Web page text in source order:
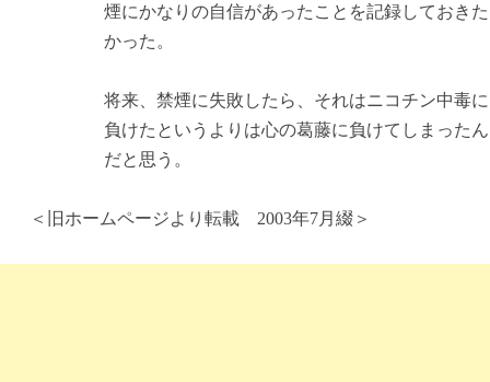
煙にかなりの自信があったことを記録しておきた
かった。
将来、禁煙に失敗したら、それはニコチン中毒に
負けたというよりは心の葛藤に負けてしまったん
だと思う。
＜旧ホームページより転載 2003年7月綴＞